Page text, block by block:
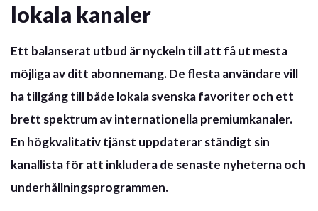
lokala kanaler
Ett balanserat utbud är nyckeln till att få ut mesta
möjliga av ditt abonnemang. De flesta användare vill
ha tillgång till både lokala svenska favoriter och ett
brett spektrum av internationella premiumkanaler.
En högkvalitativ tjänst uppdaterar ständigt sin
kanallista för att inkludera de senaste nyheterna och
underhållningsprogrammen.